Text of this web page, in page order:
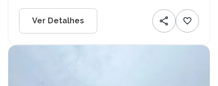
Ver Detalhes